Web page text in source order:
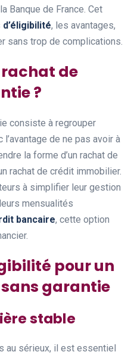
Banque de France. Cet
, les avantages,
sans trop de complications.
rachat de
?
consiste à regrouper
de ne pas avoir à
la forme d’un rachat de
rachat de crédit immobilier.
à simplifier leur gestion
mensualités
bancaire, cette option
pour un
garantie
stable
au sérieux, il est essentiel